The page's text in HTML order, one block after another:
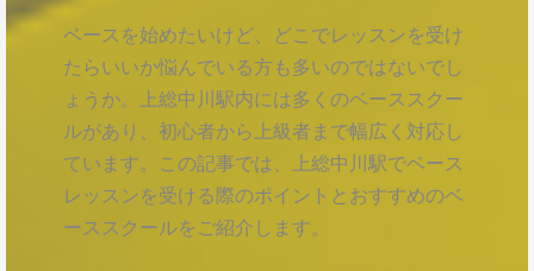
ベースを始めたいけど、どこでレッスンを受け
たらいいか悩んでいる方も多いのではないでし
ょうか。上総中川駅内には多くのベーススクー
ルがあり、初心者から上級者まで幅広く対応し
ています。この記事では、上総中川駅でベース
レッスンを受ける際のポイントとおすすめのベ
ーススクールをご紹介します。